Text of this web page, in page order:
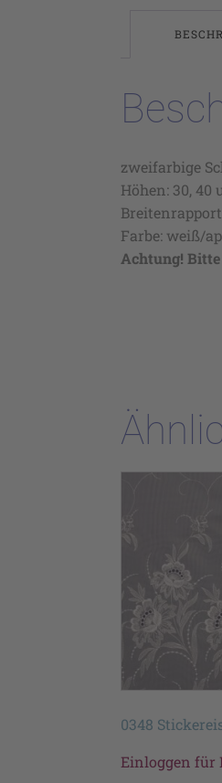
zweifarbige
Höhen: 30, 40
Breitenrapport
Farbe: weiß/
Achtung!
0348
Einloggen für